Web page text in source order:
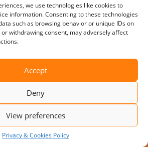
we use technologies like cookies to
information. Consenting to these technologies
such as browsing behavior or unique IDs on
withdrawing consent, may adversely affect
Accept
Deny
View preferences
Privacy & Cookies Policy